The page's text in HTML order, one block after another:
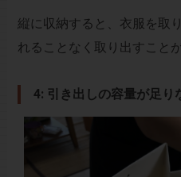
縦に収納すると、衣服を取
れることなく取り出すこと
4: 引き出しの容量が足